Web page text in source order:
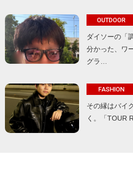
OUTDOOR
ダイソーの「
分かった、ワ
グラ…
FASHION
その縁はバイ
く。「TOUR